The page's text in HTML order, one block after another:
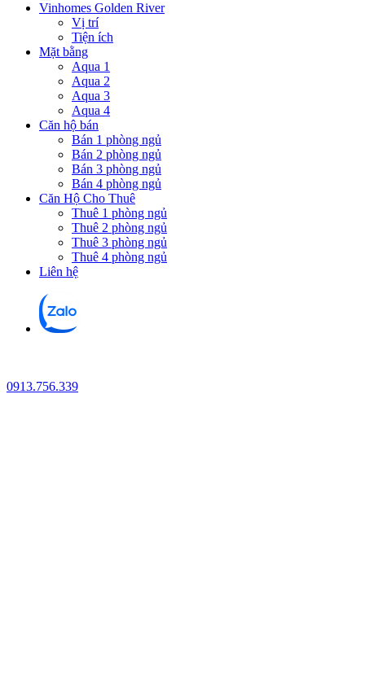
Vinhomes Golden River
Vị trí
Tiện ích
Mặt bằng
Aqua 1
Aqua 2
Aqua 3
Aqua 4
Căn hộ bán
Bán 1 phòng ngủ
Bán 2 phòng ngủ
Bán 3 phòng ngủ
Bán 4 phòng ngủ
Căn Hộ Cho Thuê
Thuê 1 phòng ngủ
Thuê 2 phòng ngủ
Thuê 3 phòng ngủ
Thuê 4 phòng ngủ
Liên hệ
0913.756.339